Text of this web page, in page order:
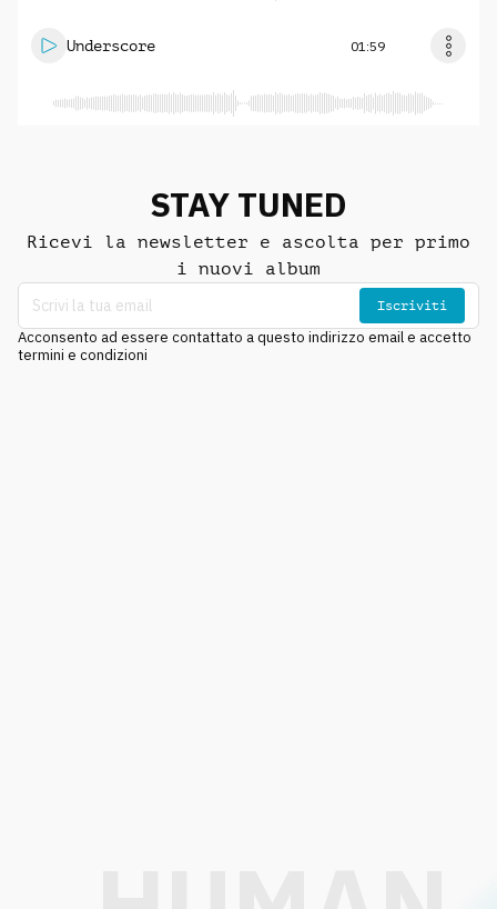
Underscore 01:59
STAY TUNED
Ricevi la newsletter e ascolta per primo
i nuovi album
Iscriviti
Acconsento ad essere contattato a questo indirizzo email e accetto
termini e condizioni